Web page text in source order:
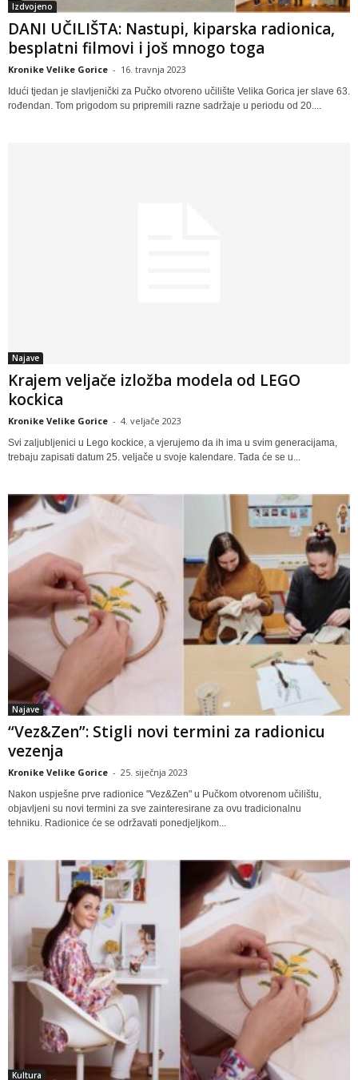
Izdvojeno
DANI UČILIŠTA: Nastupi, kiparska radionica,
besplatni filmovi i još mnogo toga
Kronike Velike Gorice - 16. travnja 2023
Idući tjedan je slavljenički za Pučko otvoreno učilište Velika Gorica jer slave 63.
rođendan. Tom prigodom su pripremili razne sadržaje u periodu od 20....
Najave
Krajem veljače izložba modela od LEGO
kockica
Kronike Velike Gorice - 4. veljače 2023
Svi zaljubljenici u Lego kockice, a vjerujemo da ih ima u svim generacijama,
trebaju zapisati datum 25. veljače u svoje kalendare. Tada će se u...
Najave
“Vez&Zen”: Stigli novi termini za radionicu
vezenja
Kronike Velike Gorice - 25. siječnja 2023
Nakon uspješne prve radionice "Vez&Zen" u Pučkom otvorenom učilištu,
objavljeni su novi termini za sve zainteresirane za ovu tradicionalnu
tehniku. Radionice će se održavati ponedjeljkom...
Kultura